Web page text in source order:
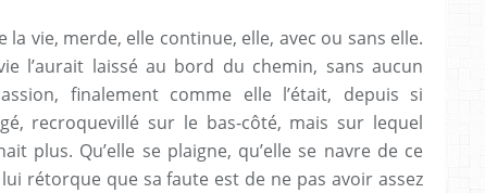
la vie, merde, elle continue, elle, avec ou sans elle.
l’aurait laissé au bord du chemin, sans aucun
finalement comme elle l’était, depuis si
recroquevillé sur le bas-côté, mais sur lequel
plus. Qu’elle se plaigne, qu’elle se navre de ce
rétorque que sa faute est de ne pas avoir assez